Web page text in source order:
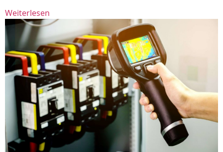
Weiterlesen